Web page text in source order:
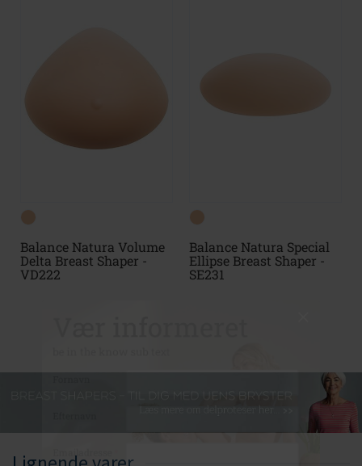
Balance Natura Volume
Delta Breast Shaper -
VD222
Balance Natura Special
Ellipse Breast Shaper -
SE231